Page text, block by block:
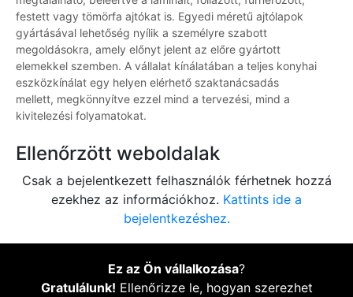
festett vagy tömörfa ajtókat is. Egyedi méretű ajtólapok
gyártásával lehetőség nyílik a személyre szabott
megoldásokra, amely előnyt jelent az előre gyártott
elemekkel szemben. A vállalat kínálatában a teljes konyhai
eszközkínálat egy helyen elérhető szaktanácsadás
mellett, megkönnyítve ezzel mind a tervezési, mind a
kivitelezési folyamatokat.
Ellenőrzött weboldalak
Csak a bejelentkezett felhasználók férhetnek hozzá
ezekhez az információkhoz. Kattints ide a
bejelentkezéshez.
Ez az Ön vállalkozása?
Gratulálunk! Ellenőrizze le, hogyan szerezhet